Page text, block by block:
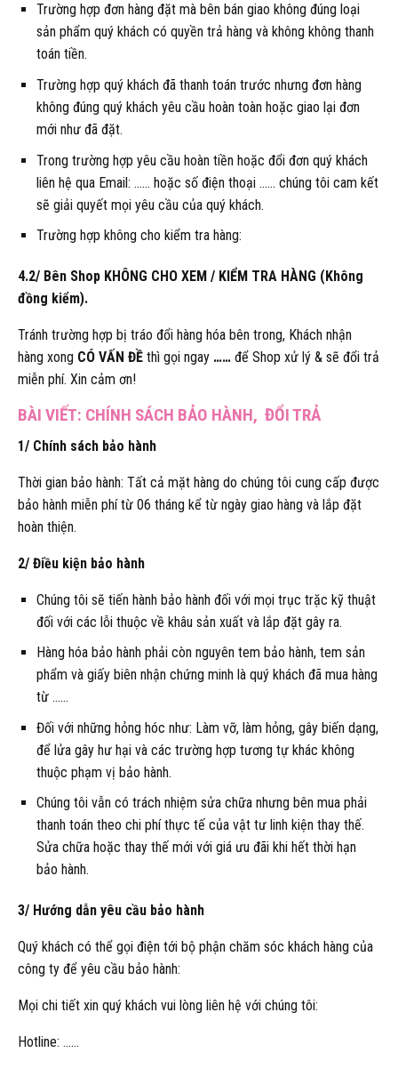
Trường hợp đơn hàng đặt mà bên bán giao không đúng loại
sản phẩm quý khách có quyền trả hàng và không không thanh
toán tiền.
Trường hợp quý khách đã thanh toán trước nhưng đơn hàng
không đúng quý khách yêu cầu hoàn toàn hoặc giao lại đơn
mới như đã đặt.
Trong trường hợp yêu cầu hoàn tiền hoặc đổi đơn quý khách
liên hệ qua Email: …… hoặc số điện thoại …… chúng tôi cam kết
sẽ giải quyết mọi yêu cầu của quý khách.
Trường hợp không cho kiểm tra hàng:
4.2/ Bên Shop KHÔNG CHO XEM / KIỂM TRA HÀNG (Không
đồng kiểm).
Tránh trường hợp bị tráo đổi hàng hóa bên trong, Khách nhận
hàng xong CÓ VẤN ĐỀ thì gọi ngay …… để Shop xử lý & sẽ đổi trả
miễn phí. Xin cảm ơn!
BÀI VIẾT: CHÍNH SÁCH BẢO HÀNH, ĐỔI TRẢ
1/ Chính sách bảo hành
Thời gian bảo hành: Tất cả mặt hàng do chúng tôi cung cấp được
bảo hành miễn phí từ 06 tháng kể từ ngày giao hàng và lắp đặt
hoàn thiện.
2/ Điều kiện bảo hành
Chúng tôi sẽ tiến hành bảo hành đối với mọi trục trặc kỹ thuật
đối với các lỗi thuộc về khâu sản xuất và lắp đặt gây ra.
Hàng hóa bảo hành phải còn nguyên tem bảo hành, tem sản
phẩm và giấy biên nhận chứng minh là quý khách đã mua hàng
từ ……
Đối với những hỏng hóc như: Làm vỡ, làm hỏng, gây biến dạng,
để lửa gây hư hại và các trường hợp tương tự khác không
thuộc phạm vị bảo hành.
Chúng tôi vẫn có trách nhiệm sửa chữa nhưng bên mua phải
thanh toán theo chi phí thực tế của vật tư linh kiện thay thế.
Sửa chữa hoặc thay thế mới với giá ưu đãi khi hết thời hạn
bảo hành.
3/ Hướng dẫn yêu cầu bảo hành
Quý khách có thể gọi điện tới bộ phận chăm sóc khách hàng của
công ty để yêu cầu bảo hành:
Mọi chi tiết xin quý khách vui lòng liên hệ với chúng tôi:
Hotline: ……